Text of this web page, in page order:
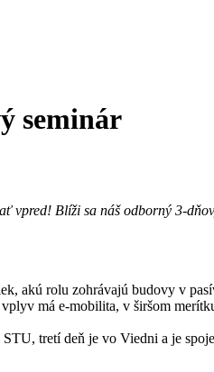
seminár
vpred! Blíži sa náš odborný 3-
akú rolu zohrávajú budovy v
má e-mobilita, v širšom
tretí deň je vo Viedni a je